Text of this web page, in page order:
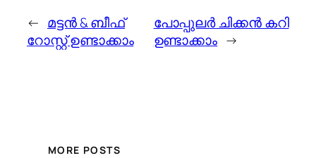
← മട്ടന്‍ & ബീഫ്
റോസ്റ്റ് ഉണ്ടാക്കാം
പോപ്പുലര്‍ ചിക്കന്‍ കറി
ഉണ്ടാക്കാം →
MORE POSTS